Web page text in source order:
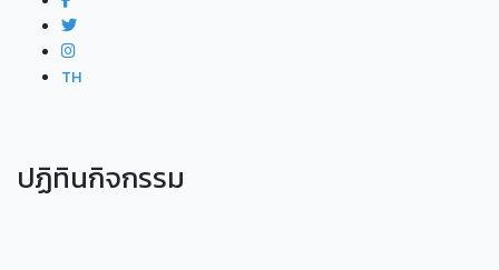
TH
ปฏิทินกิจกรรม